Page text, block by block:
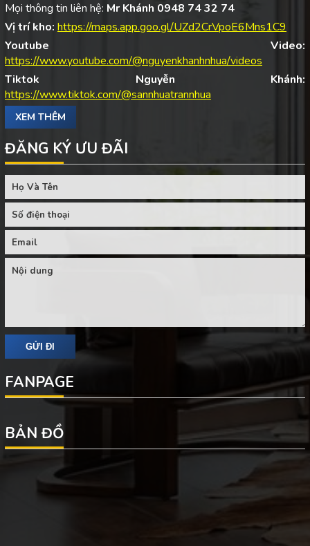
Mọi thông tin liên hệ: Mr Khánh 0948 74 32 74
Vị trí kho: https://maps.app.goo.gl/UZd2CrVpoE6Mns1C9
Youtube Video:
https://www.youtube.com/@nguyenkhanhnhua/videos
Tiktok Nguyễn Khánh:
https://www.tiktok.com/@sannhuatrannhua
XEM THÊM
ĐĂNG KÝ ƯU ĐÃI
FANPAGE
BẢN ĐỒ